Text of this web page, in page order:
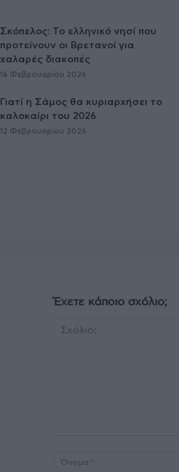
Σκόπελος: Το ελληνικό νησί που
προτείνουν οι Βρετανοί για
χαλαρές διακοπές
16 Φεβρουαρίου 2026
Γιατί η Σάμος θα κυριαρχήσει το
καλοκαίρι του 2026
12 Φεβρουαρίου 2026
Έχετε κάποιο σχόλιο;